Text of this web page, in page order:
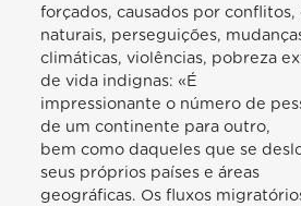
forçados, causados por conflitos,
naturais, perseguições,
climáticas, violências, pobreza
de vida indignas: «É
impressionante o número de
de um continente para outro,
bem como daqueles que se
seus próprios países e áreas
geográficas. Os fluxos